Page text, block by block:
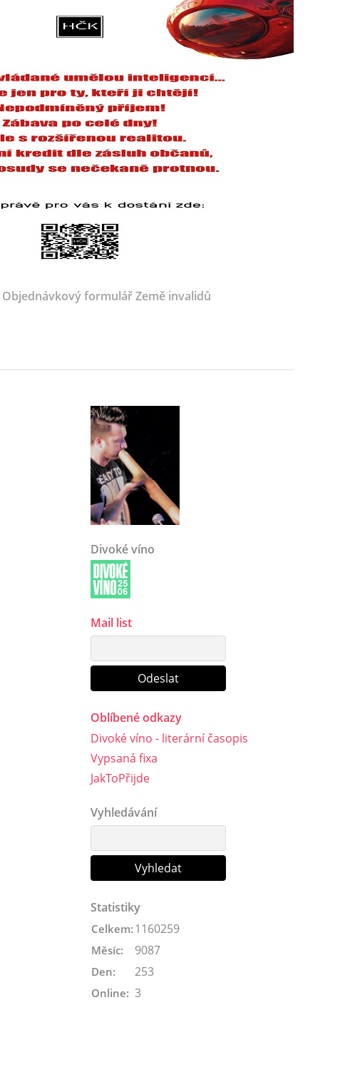
Objednávkový formulář Země invalidů
Divoké víno
Mail list
Oblíbené odkazy
Divoké víno - literární časopis
Vypsaná fixa
JakToPřijde
Vyhledávání
Statistiky
Online: 3
Celkem: 1160259
Měsíc: 9087
Den: 253